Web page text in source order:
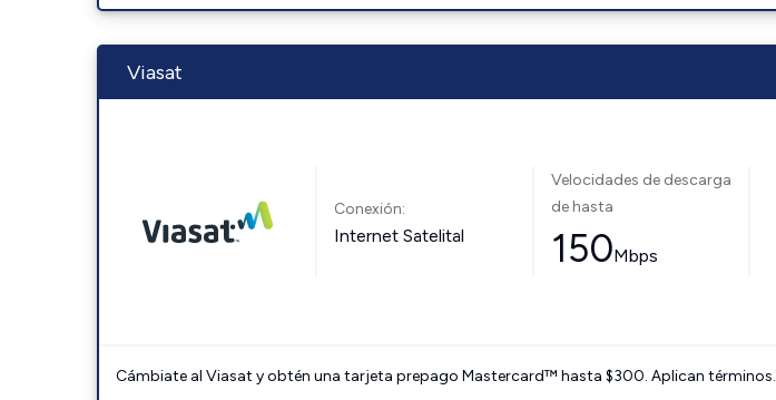
Viasat
Conexión:
Internet Satelital
Velocidades de descarga
de hasta
150Mbps
Cámbiate al Viasat y obtén una tarjeta prepago Mastercard™ hasta $300. Aplican términos.